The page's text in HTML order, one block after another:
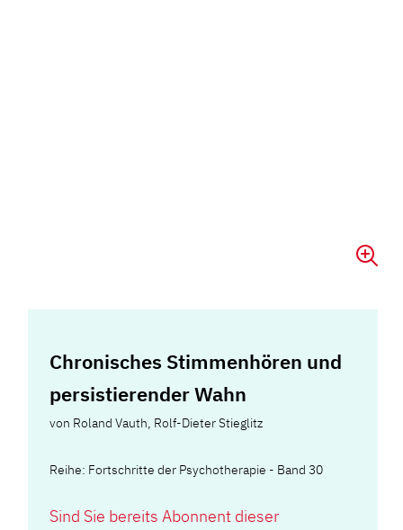
Chronisches Stimmenhören und
persistierender Wahn
von Roland Vauth, Rolf-Dieter Stieglitz
Reihe: Fortschritte der Psychotherapie - Band 30
Sind Sie bereits Abonnent dieser